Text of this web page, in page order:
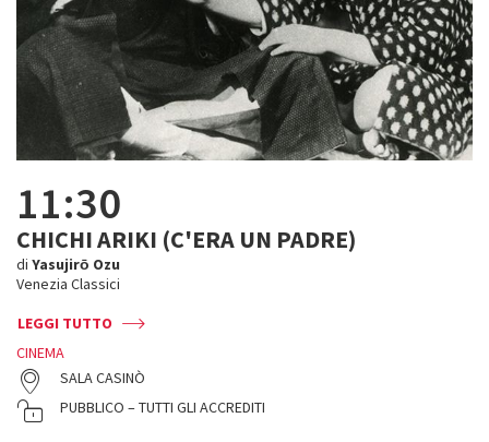
11:30
CHICHI ARIKI (C'ERA UN PADRE)
di Yasujirō Ozu
Venezia Classici
LEGGI TUTTO
CINEMA
SALA CASINÒ
PUBBLICO – TUTTI GLI ACCREDITI